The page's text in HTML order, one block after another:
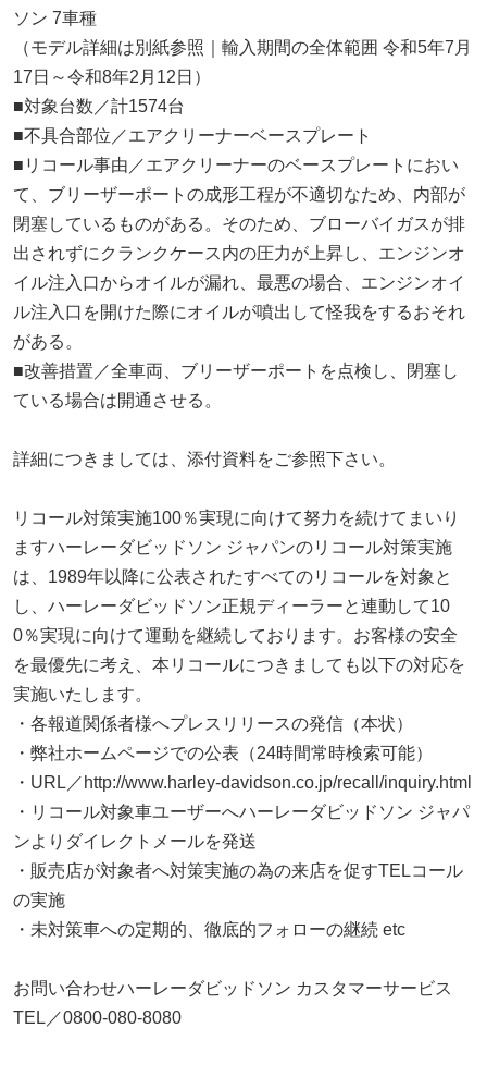
ソン 7車種
（モデル詳細は別紙参照｜輸入期間の全体範囲 令和5年7月
17日～令和8年2月12日）
■対象台数／計1574台
■不具合部位／エアクリーナーベースプレート
■リコール事由／エアクリーナーのベースプレートにおい
て、ブリーザーポートの成形工程が不適切なため、内部が
閉塞しているものがある。そのため、ブローバイガスが排
出されずにクランクケース内の圧力が上昇し、エンジンオ
イル注入口からオイルが漏れ、最悪の場合、エンジンオイ
ル注入口を開けた際にオイルが噴出して怪我をするおそれ
がある。
■改善措置／全車両、ブリーザーポートを点検し、閉塞し
ている場合は開通させる。
詳細につきましては、添付資料をご参照下さい。
リコール対策実施100％実現に向けて努力を続けてまいり
ますハーレーダビッドソン ジャパンのリコール対策実施
は、1989年以降に公表されたすべてのリコールを対象と
し、ハーレーダビッドソン正規ディーラーと連動して10
0％実現に向けて運動を継続しております。お客様の安全
を最優先に考え、本リコールにつきましても以下の対応を
実施いたします。
・各報道関係者様へプレスリリースの発信（本状）
・弊社ホームページでの公表（24時間常時検索可能）
・URL／http://www.harley-davidson.co.jp/recall/inquiry.html
・リコール対象車ユーザーへハーレーダビッドソン ジャパ
ンよりダイレクトメールを発送
・販売店が対象者へ対策実施の為の来店を促すTELコール
の実施
・未対策車への定期的、徹底的フォローの継続 etc
お問い合わせハーレーダビッドソン カスタマーサービス
TEL／0800-080-8080